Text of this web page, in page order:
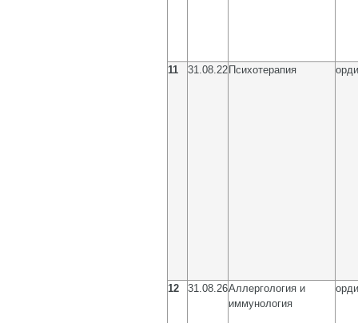
11 31.08.22 Психотерапия
12 31.08.26Аллергология и
иммунология